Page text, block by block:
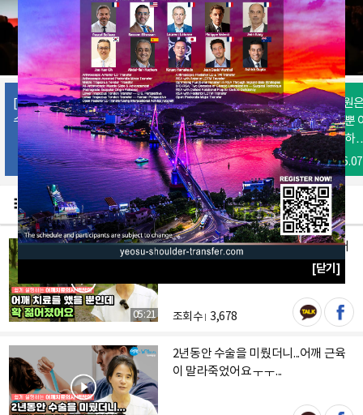
[여수] 여수를 빛낼 여
수백병원
2026.08.05
[거창] 모두가 스마일
~ 내 집같이 편안하게
치료 잘 받았습니다
2026.07.17
[부산] 좋은 병원
어난 의료기술 뿐
니라 환자를 대하
따뜻한 마음에서
05:21
어깨 치료를 했을 뿐인데 확 젊어졌어
조회수 3,678
2년동안 수술을 미뤘더니...어깨 근육
이 말라죽었어요ㅜㅜ...
[닫기]